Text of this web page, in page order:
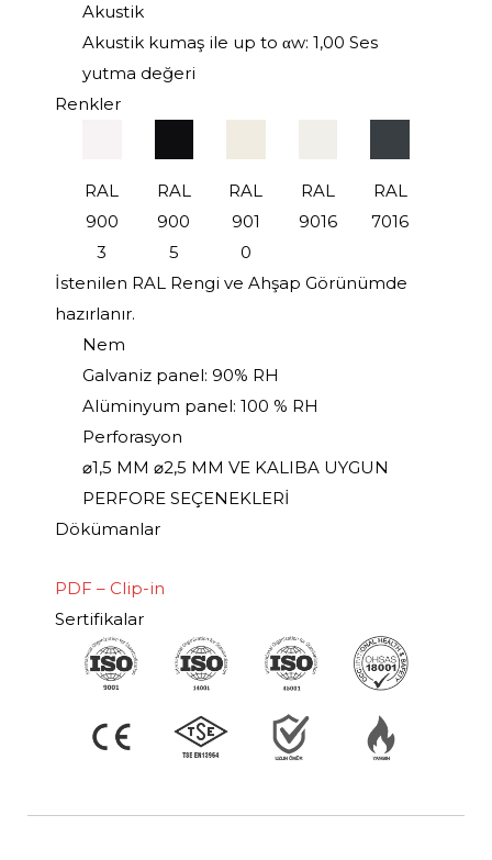
Akustik
Akustik kumaş ile up to αw: 1,00 Ses
yutma değeri
Renkler
RAL
900
3
RAL
900
5
RAL
901
0
RAL
9016
RAL
7016
İstenilen RAL Rengi ve Ahşap Görünümde
hazırlanır.
Nem
Galvaniz panel: 90% RH
Alüminyum panel: 100 % RH
Perforasyon
⌀1,5 MM ⌀2,5 MM VE KALIBA UYGUN
PERFORE SEÇENEKLERİ
Dökümanlar
PDF – Clip-in
Sertifikalar